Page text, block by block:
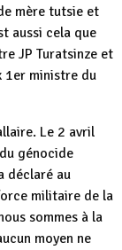
mère tutsie et
aussi cela que
JP Turatsinze et
1er ministre du
Le 2 avril
génocide
déclaré au
militaire de la
sommes à la
moyen ne